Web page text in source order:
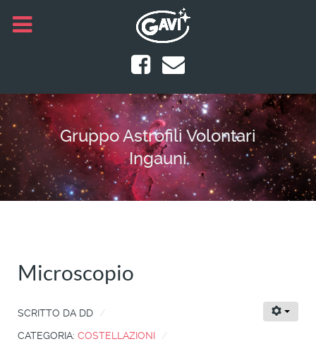
Gruppo Astrofili Volontari
Ingauni
Microscopio
SCRITTO DA DD
CATEGORIA: COSTELLAZIONI